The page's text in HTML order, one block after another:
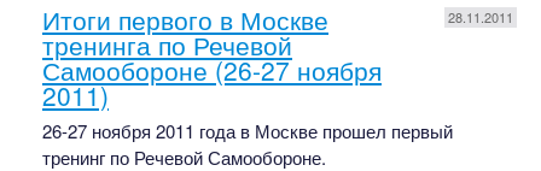
Итоги первого в Москве
тренинга по Речевой
Самообороне (26-27 ноября
2011)
28.11.2011
26-27 ноября 2011 года в Москве прошел первый
тренинг по Речевой Самообороне.